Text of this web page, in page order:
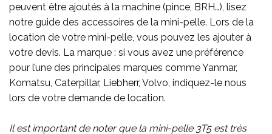
peuvent être ajoutés à la machine (pince, BRH…), lisez
notre guide des accessoires de la mini-pelle. Lors de la
location de votre mini-pelle, vous pouvez les ajouter à
votre devis. La marque : si vous avez une préférence
pour l’une des principales marques comme Yanmar,
Komatsu, Caterpillar, Liebherr, Volvo, indiquez-le nous
lors de votre demande de location.
Il est important de noter que la mini-pelle 3T5 est très